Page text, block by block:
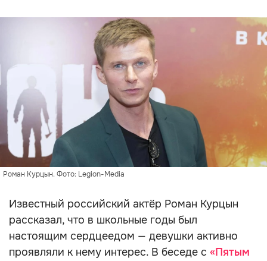
Роман Курцын. Фото: Legion-Media
Известный российский актёр Роман Курцын
рассказал, что в школьные годы был
настоящим сердцеедом — девушки активно
проявляли к нему интерес. В беседе с «Пятым